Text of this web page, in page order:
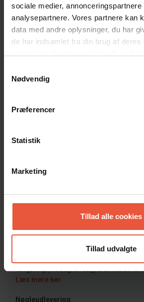
sociale medier, annonceringspartnere
analysepartnere. Vores partnere kan
data med andre oplysninger, du har
de har indsamlet fra din brug af deres
Nødvendig
Præferencer
Statistik
Marketing
Tillad alle cookies
Tillad udvalgte
Gæst fra Danmark
Fed beliggenhed og dejligt hus
Ankomst
Jeres feriehus er klar kl. 15.00 på
rengøring (fredag/lørdag) skal huset
Læs mere her
Nøgleudlevering